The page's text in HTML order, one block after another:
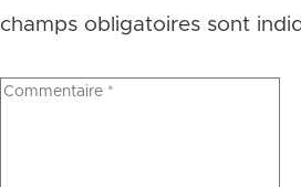
champs obligatoires sont